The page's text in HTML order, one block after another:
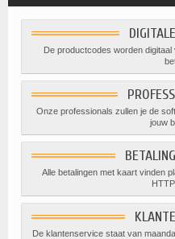
De productcodes worden
Onze professionals zullen je de
jouw
Alle betalingen met kaart vinden
De klantenservice staat van